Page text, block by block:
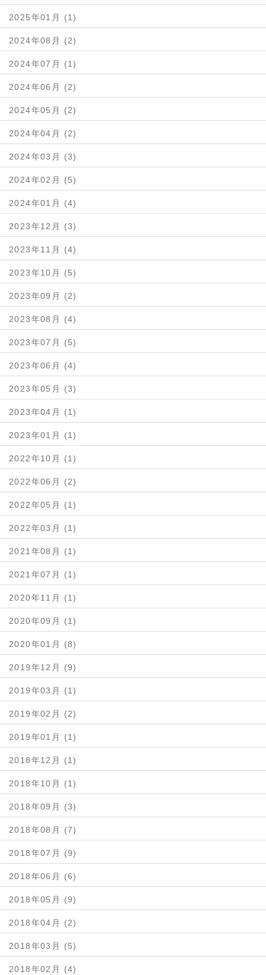
2025年01月 (1)
2024年08月 (2)
2024年07月 (1)
2024年06月 (2)
2024年05月 (2)
2024年04月 (2)
2024年03月 (3)
2024年02月 (5)
2024年01月 (4)
2023年12月 (3)
2023年11月 (4)
2023年10月 (5)
2023年09月 (2)
2023年08月 (4)
2023年07月 (5)
2023年06月 (4)
2023年05月 (3)
2023年04月 (1)
2023年01月 (1)
2022年10月 (1)
2022年06月 (2)
2022年05月 (1)
2022年03月 (1)
2021年08月 (1)
2021年07月 (1)
2020年11月 (1)
2020年09月 (1)
2020年01月 (8)
2019年12月 (9)
2019年03月 (1)
2019年02月 (2)
2019年01月 (1)
2018年12月 (1)
2018年10月 (1)
2018年09月 (3)
2018年08月 (7)
2018年07月 (9)
2018年06月 (6)
2018年05月 (9)
2018年04月 (2)
2018年03月 (5)
2018年02月 (4)